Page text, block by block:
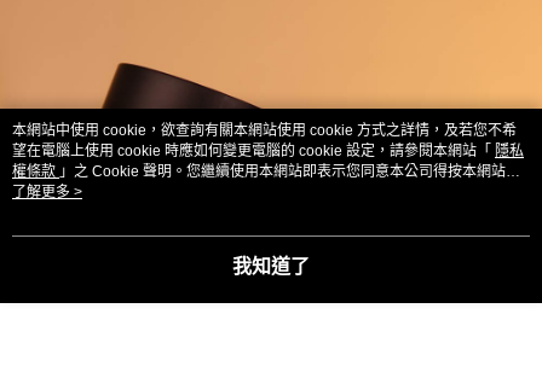
本網站中使用 cookie，欲查詢有關本網站使用 cookie 方式之詳情，及若您不希
望在電腦上使用 cookie 時應如何變更電腦的 cookie 設定，請參閱本網站「 隱私
權條款 」之 Cookie 聲明。您繼續使用本網站即表示您同意本公司得按本網站使
用條款之 Cookie 聲明使用 cookie。
了解更多 >
我知道了